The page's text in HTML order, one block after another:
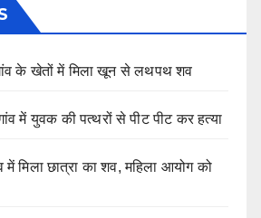
के खेतों में मिला खून से लथपथ शव
में युवक की पत्थरों से पीट पीट कर हत्या
में मिला छात्रा का शव, महिला आयोग को